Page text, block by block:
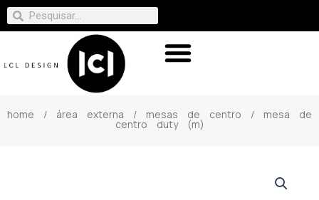
home / área externa / mesas de centro / mesa de
centro duty (m)